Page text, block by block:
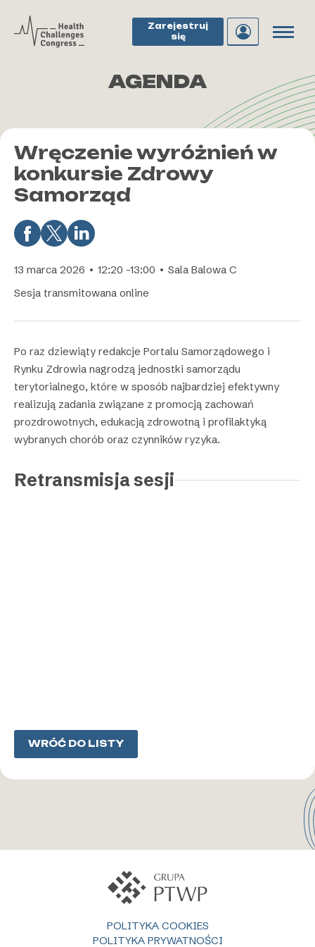
Zarejestruj
się
AGENDA
Wręczenie wyróżnień w
konkursie Zdrowy
Samorząd
13 marca 2026 • 12:20 -13:00 • Sala Balowa C
Sesja transmitowana online
Po raz dziewiąty redakcje Portalu Samorządowego i
Rynku Zdrowia nagrodzą jednostki samorządu
terytorialnego, które w sposób najbardziej efektywny
realizują zadania związane z promocją zachowań
prozdrowotnych, edukacją zdrowotną i profilaktyką
wybranych chorób oraz czynników ryzyka.
Retransmisja sesji
WRÓĆ DO LISTY
POLITYKA COOKIES
POLITYKA PRYWATNOŚCI